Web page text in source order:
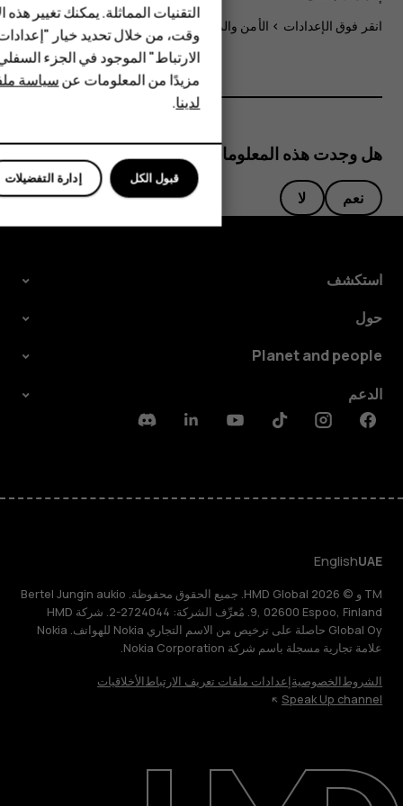
HMD Terra M
HMD Watch
للأعمال
حول
انقر فوق الإعدادات > الأمن والموقع ، ثم قم بتشغيل
هل وجدت هذه المعلومات مفيدة؟
نعم لا
استكشف
حول
Planet and people
الدعم
Facebook
Instagram
Tiktok
Youtube
Linkedin
Discord
UAE
English
TM و © 2026 HMD Global. جميع الحقوق محفوظة. Bertel Jungin aukio
9, 02600 Espoo, Finland. مُعرِّف الشركة: 2724044-2. شركة HMD
Global Oy حاصلة على ترخيص من الاسم التجاري Nokia للهواتف. Nokia
علامة تجارية مسجلة باسم شركة Nokia Corporation.
الشروطالخصوصيةإعدادات ملفات تعريف الارتباطالأخلاقيات
Speak Up channel
التقنيات المماثلة. يمكنك تغيير
وقت، من خلال تحديد خيار
الارتباط" الموجود في الجزء
مزيدًا من المعلومات عنسياسة
لدينا.
إدارة التفضيلات قبول الكل